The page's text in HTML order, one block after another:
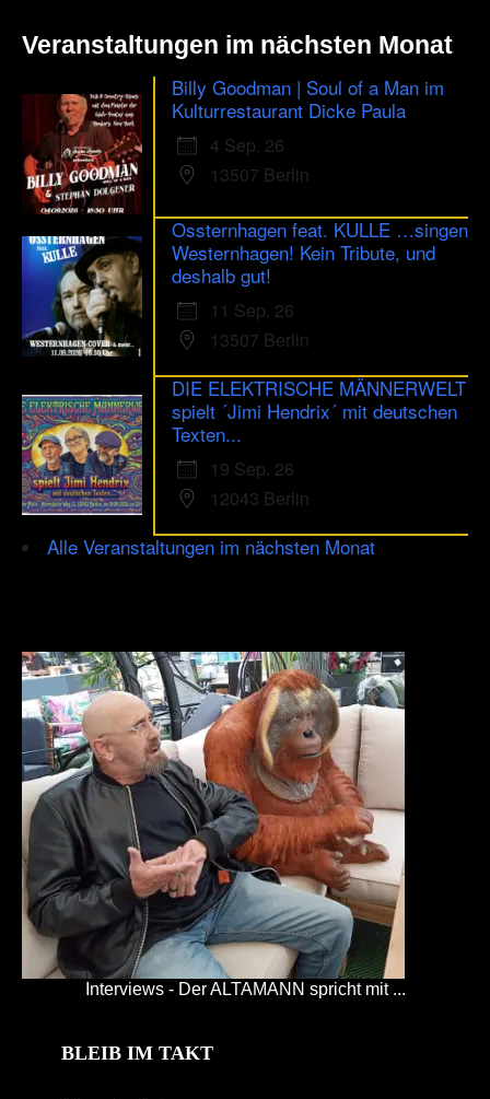
Veranstaltungen im nächsten Monat
Billy Goodman | Soul of a Man im
Kulturrestaurant Dicke Paula
4 Sep. 26
13507 Berlin
Ossternhagen feat. KULLE …singen
Westernhagen! Kein Tribute, und
deshalb gut!
11 Sep. 26
13507 Berlin
DIE ELEKTRISCHE MÄNNERWELT
spielt ´Jimi Hendrix´ mit deutschen
Texten...
19 Sep. 26
12043 Berlin
Alle Veranstaltungen im nächsten Monat
Interviews - Der ALTAMANN spricht mit ...
BLEIB IM TAKT